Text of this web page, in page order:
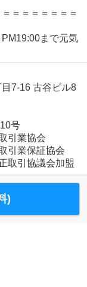
＝＝＝＝＝＝＝
まで元気
7-16 古谷ビル8
号
引業協会
引業保証協会
取引協議会加盟
)